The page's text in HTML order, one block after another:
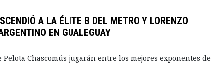
A LA ÉLITE B DEL METRO Y LORENZO
EN GUALEGUAY
Chascomús jugarán entre los mejores exponentes